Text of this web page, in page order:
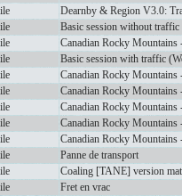
Dearnby & Region V3.0:
Basic session without traffic
Canadian Rocky
Basic session with traffic
Canadian Rocky
Canadian Rocky
Canadian Rocky
Canadian Rocky
Canadian Rocky
Panne de transport
Coaling [TANE] version
Fret en vrac